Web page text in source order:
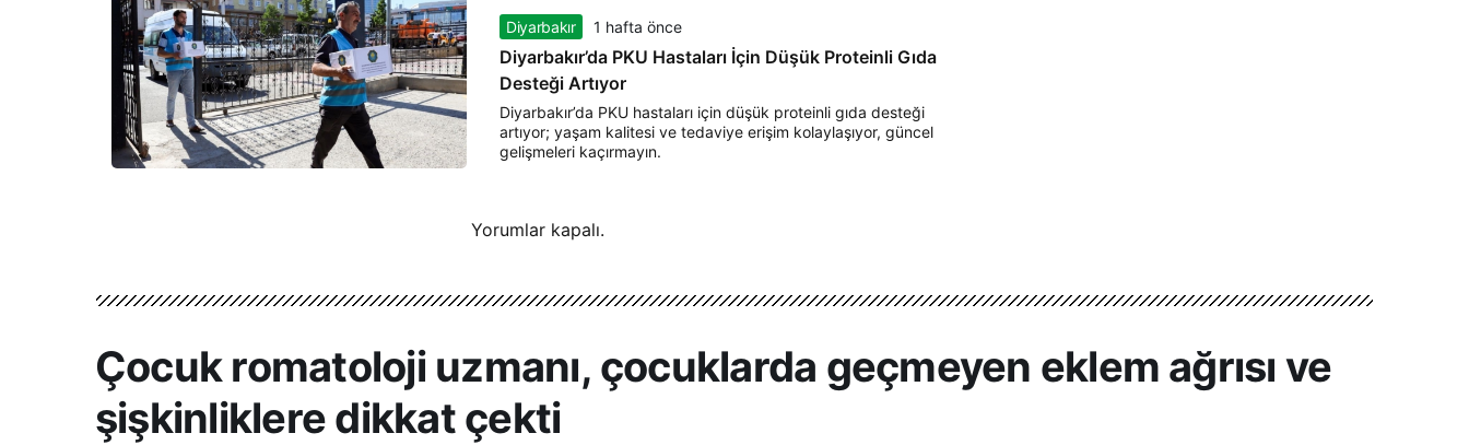
Diyarbakır 1 hafta önce
Diyarbakır’da PKU Hastaları İçin Düşük Proteinli Gıda
Desteği Artıyor
Diyarbakır’da PKU hastaları için düşük proteinli gıda desteği
artıyor; yaşam kalitesi ve tedaviye erişim kolaylaşıyor, güncel
gelişmeleri kaçırmayın.
Yorumlar kapalı.
Çocuk romatoloji uzmanı, çocuklarda geçmeyen eklem ağrısı ve
şişkinliklere dikkat çekti